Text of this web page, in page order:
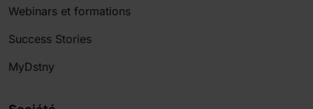
Webinars et formations
Success Stories
MyDstny